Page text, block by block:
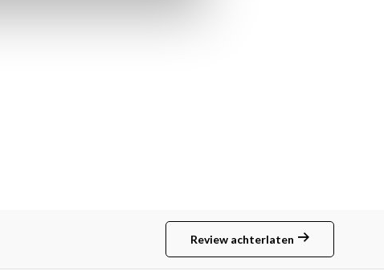
Review achterlaten